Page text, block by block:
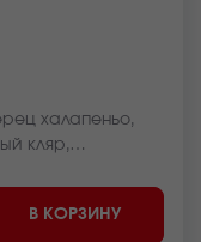
халапеньо,
кляр,
В КОРЗИНУ